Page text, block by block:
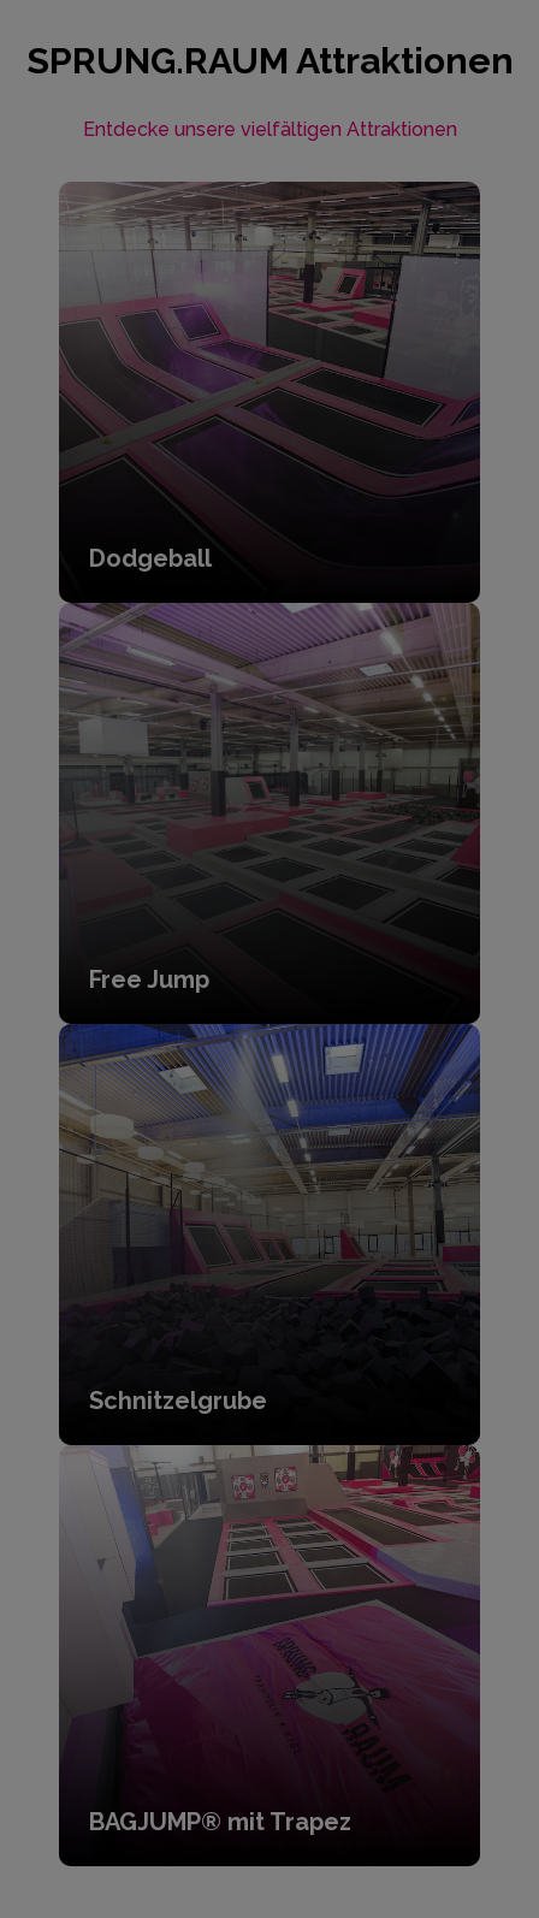
SPRUNG.RAUM Attraktionen
Entdecke unsere vielfältigen Attraktionen
Dodgeball
Free Jump
Schnitzelgrube
BAGJUMP® mit Trapez